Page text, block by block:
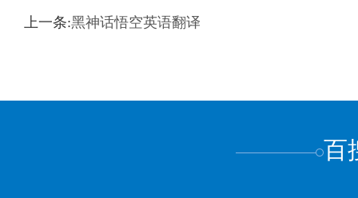
上一条:黑神话悟空英语翻译
百